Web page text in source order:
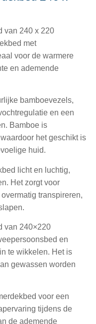
van 240 x 220
met
voor de warmere
en ademende
bamboevezels,
en een
Bamboe is
het geschikt is
huid.
licht en luchtig,
Het zorgt voor
transpireren,
van 240×220
en
te wikkelen. Het is
gewassen worden
voor een
tijdens de
de ademende